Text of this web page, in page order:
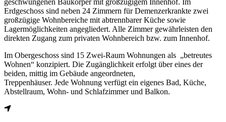
Erdgeschoss sind neben 24 Zimmern für Demenzerkrankte zwei
großzügige Wohnbereiche mit abtrennbarer Küche sowie
Lagermöglichkeiten angegliedert. Alle Zimmer gewährleisten den
direkten Zugang zum privaten Wohnbereich bzw. zum Innenhof.
Im Obergeschoss sind 15 Zwei-Raum Wohnungen als „betreutes
Wohnen“ konzipiert. Die Zugänglichkeit erfolgt über eines der
beiden, mittig im Gebäude angeordneten,
Treppenhäuser. Jede Wohnung verfügt ein eigenes Bad, Küche,
Abstellraum, Wohn- und Schlafzimmer und Balkon.